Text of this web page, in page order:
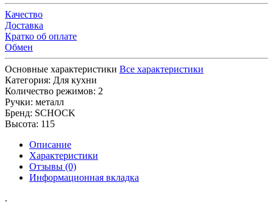
Качество
Доставка
Кратко об оплате
Обмен
Основные характеристики Все характеристики
Категория: Для кухни
Количество режимов: 2
Ручки: металл
Бренд: SCHOCK
Высота: 115
Описание
Характеристики
Отзывы (0)
Информационная вкладка
.